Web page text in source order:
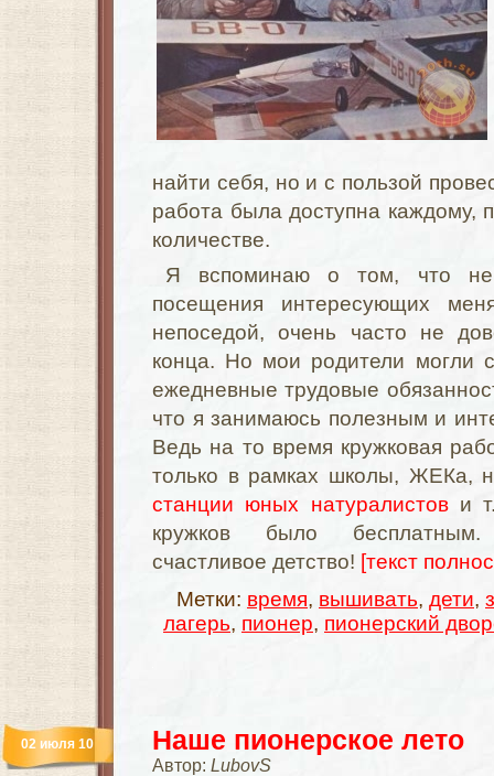
найти себя, но и с пользой
работа была доступна каждому,
количестве.
Я вспоминаю о том, что не
посещения интересующих
непоседой, очень часто не
конца. Но мои родители могли
ежедневные трудовые
что я занимаюсь полезным и
Ведь на то время кружковая
только в рамках школы, ЖЕКа,
станции юных натуралистови
кружков было бесплатным.
счастливое детство! [текст
Метки: время, вышивать, дети,
лагерь, пионер, пионерский
Наше пионерское лето
Автор: LubovS
02 июля 10